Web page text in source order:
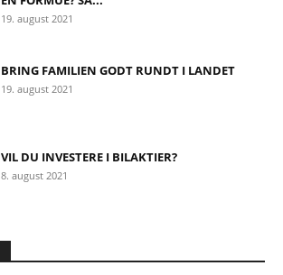
19. august 2021
BRING FAMILIEN GODT RUNDT I LANDET
19. august 2021
VIL DU INVESTERE I BILAKTIER?
8. august 2021